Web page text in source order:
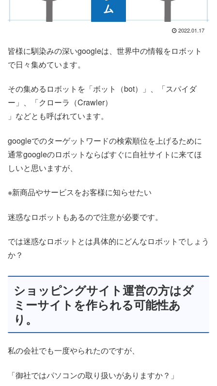
2022.01.17
皆様に馴染みの深いgoogleは、世界中の情報をロボット
で日々集めています。
その集めるロボットを「ボット（bot）」、「スパイダ
ー」、「クローラ（Crawler）
」などとも呼ばれています。
googleでのターゲットワードの検索順位を上げるために
通常googleのロボットならばすぐに自社サイトに来てほ
しいと思いますが、
※新商品やサービスをお客様に知らせたい
迷惑なロボットもあるので注意が必要です。
では迷惑なロボットとは具体的にどんなロボットでしょう
か？
ショッピングサイト運営の方はダ
ミーサイトを作られる可能性あ
り。
私の会社でも一度やられたのですが、
「御社ではパソコンの取り扱いがありますか？」